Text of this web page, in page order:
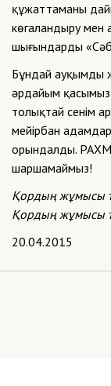
құжаттаманы
көгаландыру мен
шығындарды
Бұндай ауқымды
әрдайым
толықтай сенім
мейірбан
орындалды.
шаршамаймыз!
Қордың жұмысы
Қордың жұмысы
20.04.2015